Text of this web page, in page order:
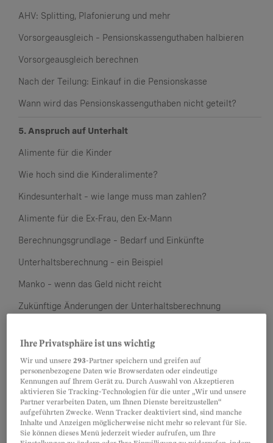
AHV: Splitting, Plafonierung und mehr
Vorsorgeausgleich – Pensionskassenguthaben halbieren
Vorsorgeausgleich berechnen
Nach der Teilung: Einkauf in die Pensionskasse
Wann wird das Pensionskassenguthaben nicht geteilt?
5. Anspruch auf Unterhalt
Alimente für die Kinder
Wie hoch sind die Kinderalimente?
Kindesunterhalt – wie lange muss man zahlen?
Alimente für die Ex-Frau, den Ex-Mann
Berechnungsgrundlage – Bedarf und Einkünfte
Unterhaltsberechnung – ein Beispiel
Manko – wenn das Geld nicht reicht
Zukünftige Änderungen der Unterhaltsberechnung
Scheidungsbegehren mit vollständiger Einigung
Zentral: die Scheidungskonvention
Gemeinsames Scheidungsbegehren mit Teilkonvention
Scheidungsklage einreichen
Ihre Privatsphäre ist uns wichtig
Wir und unsere293-Partner speichern und greifen auf
personenbezogene Daten wie Browserdaten oder eindeutige
Kennungen auf Ihrem Gerät zu. Durch Auswahl von Akzeptieren
aktivieren Sie Tracking-Technologien für die unter „Wir und unsere
Partner verarbeiten Daten, um Ihnen Dienste bereitzustellen“
aufgeführten Zwecke. Wenn Tracker deaktiviert sind, sind manche
Inhalte und Anzeigen möglicherweise nicht mehr so relevant für Sie.
Sie können dieses Menü jederzeit wieder aufrufen, um Ihre